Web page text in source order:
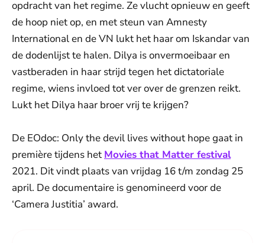
opdracht van het regime. Ze vlucht opnieuw en geeft
de hoop niet op, en met steun van Amnesty
International en de VN lukt het haar om Iskandar van
de dodenlijst te halen. Dilya is onvermoeibaar en
vastberaden in haar strijd tegen het dictatoriale
regime, wiens invloed tot ver over de grenzen reikt.
Lukt het Dilya haar broer vrij te krijgen?
De EOdoc: Only the devil lives without hope gaat in
première tijdens het Movies that Matter festival
2021. Dit vindt plaats van vrijdag 16 t/m zondag 25
april. De documentaire is genomineerd voor de
‘Camera Justitia’ award.